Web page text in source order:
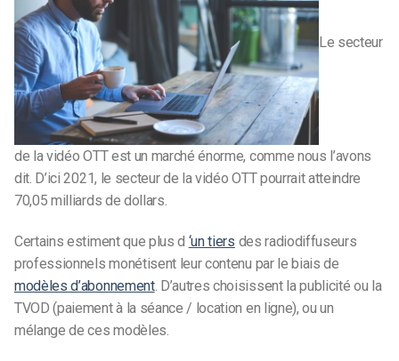
Le secteur
de la vidéo OTT est un marché énorme, comme nous l’avons
dit. D’ici 2021, le secteur de la vidéo OTT pourrait atteindre
70,05 milliards de dollars.
Certains estiment que plus d ‘un tiers des radiodiffuseurs
professionnels monétisent leur contenu par le biais de
modèles d’abonnement. D’autres choisissent la publicité ou la
TVOD (paiement à la séance / location en ligne), ou un
mélange de ces modèles.